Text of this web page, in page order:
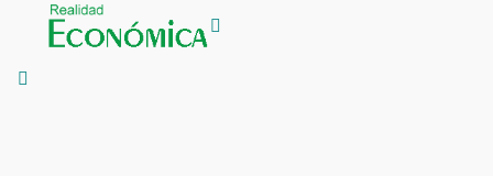
contenido